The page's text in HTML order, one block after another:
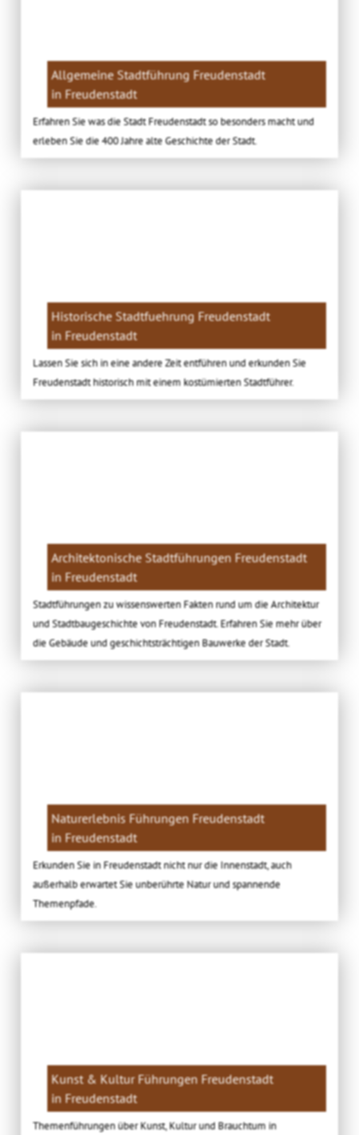
Allgemeine Stadtführung Freudenstadt
in Freudenstadt
Erfahren Sie was die Stadt Freudenstadt so besonders macht und
erleben Sie die 400 Jahre alte Geschichte der Stadt.
Historische Stadtfuehrung Freudenstadt
in Freudenstadt
Lassen Sie sich in eine andere Zeit entführen und erkunden Sie
Freudenstadt historisch mit einem kostümierten Stadtführer.
Architektonische Stadtführungen Freudenstadt
in Freudenstadt
Stadtführungen zu wissenswerten Fakten rund um die Architektur
und Stadtbaugeschichte von Freudenstadt. Erfahren Sie mehr über
die Gebäude und geschichtsträchtigen Bauwerke der Stadt.
Naturerlebnis Führungen Freudenstadt
in Freudenstadt
Erkunden Sie in Freudenstadt nicht nur die Innenstadt, auch
außerhalb erwartet Sie unberührte Natur und spannende
Themenpfade.
Kunst & Kultur Führungen Freudenstadt
in Freudenstadt
Themenführungen über Kunst, Kultur und Brauchtum in